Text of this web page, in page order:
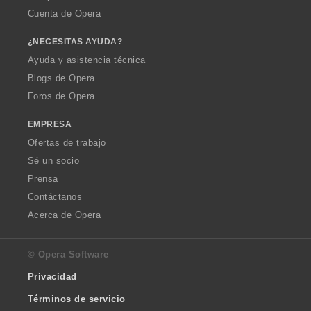
Cuenta de Opera
¿NECESITAS AYUDA?
Ayuda y asistencia técnica
Blogs de Opera
Foros de Opera
EMPRESA
Ofertas de trabajo
Sé un socio
Prensa
Contáctanos
Acerca de Opera
© Opera Software
Privacidad
Términos de servicio